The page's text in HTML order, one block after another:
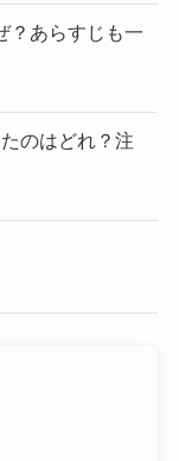
？あらすじも一
のはどれ？注